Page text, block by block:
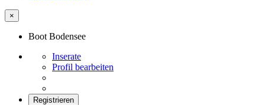
×
Boot Bodensee
Inserate
Profil bearbeiten
Registrieren